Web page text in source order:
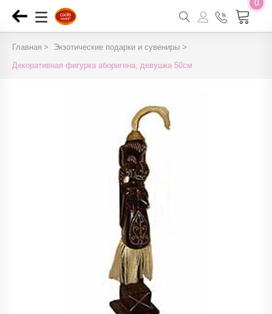
0
Главная
Экзотические подарки и сувениры
Декоративная фигурка аборигена, девушка 50см